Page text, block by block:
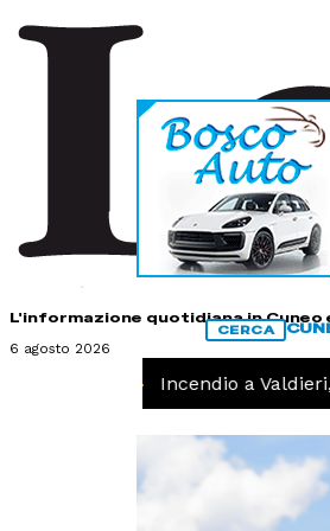
L'informazione quotidiana in Cuneo
6 agosto 2026
CERCA
Incendio a Valdieri,